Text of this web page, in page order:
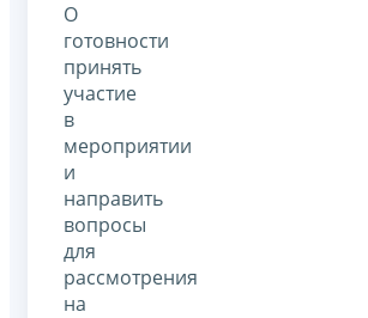
О
готовности
принять
участие
в
мероприятии
и
направить
вопросы
для
рассмотрения
на